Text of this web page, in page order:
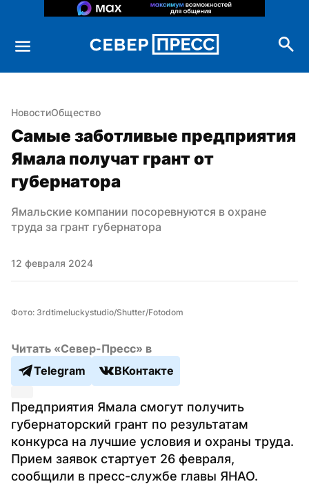
НовостиОбщество
Самые заботливые предприятия
Ямала получат грант от
губернатора
Ямальские компании посоревнуются в охране
труда за грант губернатора
12 февраля 2024
Фото: 3rdtimeluckystudio/Shutter/Fotodom
Читать «Север-Пресс» в
Telegram
ВКонтакте
Предприятия Ямала смогут получить
губернаторский грант по результатам
конкурса на лучшие условия и охраны труда.
Прием заявок стартует 26 февраля,
сообщили в пресс-службе главы ЯНАО.